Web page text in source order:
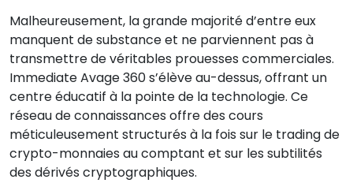
Malheureusement, la grande majorité d’entre eux
manquent de substance et ne parviennent pas à
transmettre de véritables prouesses commerciales.
Immediate Avage 360 s’élève au-dessus, offrant un
centre éducatif à la pointe de la technologie. Ce
réseau de connaissances offre des cours
méticuleusement structurés à la fois sur le trading de
crypto-monnaies au comptant et sur les subtilités
des dérivés cryptographiques.